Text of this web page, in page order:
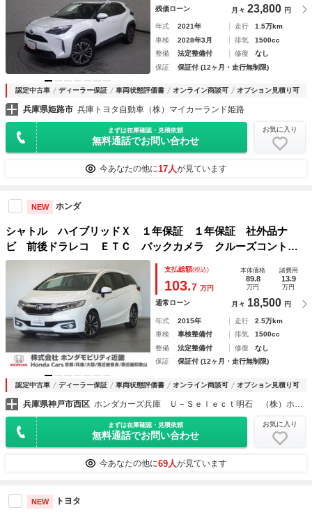
残価ローン 月々 23,800 円
年式 2021年 走行
1.5万km
車検
2028年3月 排気
1500cc
整備
法定整備付 修復
なし
保証
保証付 (12ヶ月・走行無制限)
認定中古車 ディーラー保証 車両状態評価書 オンライン商談可 オプション見積り可
兵庫県姫路市 兵庫トヨタ自動車（株）マイカーランド姫路
まずは在庫確認・見積依頼
無料通話でお問い合わせ
お気に入り
今あなたの他に17人が見ています
NEW ホンダ
シャトル ハイブリッドＸ １年保証 １年保証 社外品ナ
ビ 前後ドラレコ ＥＴＣ バックカメラ クルーズコントロ
ール 衝突被害軽減ブレーキ サイドエアバッグ あんしんパ
ッケージ Ｂｌｕｅｔｏｏｔｈ ＴＶ スマートキー２個 禁
支払総額(税込)
103.7 万円
本体価格
89.8
万円
諸費用
13.9
万円
通常ローン 月々 18,500 円
年式 2015年 走行
2.5万km
車検
車検整備付 排気
1500cc
整備
法定整備付 修復
なし
保証
保証付 (12ヶ月・走行無制限)
認定中古車 ディーラー保証 車両状態評価書 オンライン商談可 オプション見積り可
兵庫県神戸市西区 ホンダカーズ兵庫 Ｕ－Ｓｅｌｅｃｔ明石 （株）ホンダモビリティ近畿
まずは在庫確認・見積依頼
無料通話でお問い合わせ
お気に入り
今あなたの他に69人が見ています
NEW トヨタ